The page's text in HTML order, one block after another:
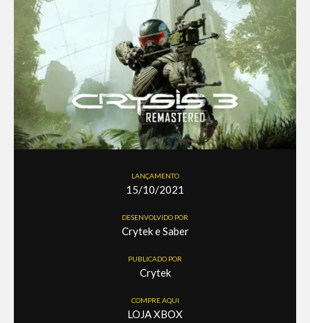
LANÇAMENTO
15/10/2021
DESENVOLVIDO POR
Crytek e Saber
PUBLICADO POR
Crytek
COMPRE AQUI
LOJA XBOX